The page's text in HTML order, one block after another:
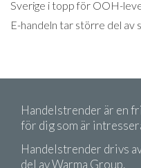
Sverige i topp för OOH-
E-handeln tar större del av
Handelstrender är en
för dig som är
Handelstrender drivs
del av Warma Group.